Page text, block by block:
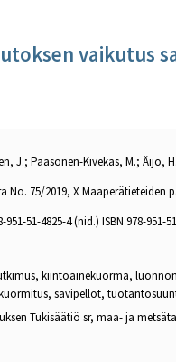
vaikutus
J.; Paasonen-Kivekäs, M.; Äijö, H.
No. 75/2019, X Maaperätieteiden
951-51-4825-4 (nid.) ISBN 978-951-
kiintoainekuorma,
savipellot,
Tukisäätiö sr, maa- ja